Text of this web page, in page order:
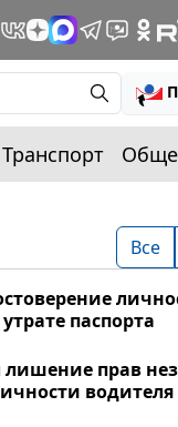
Транспорт
Все
паспорта
лишение прав
водителя